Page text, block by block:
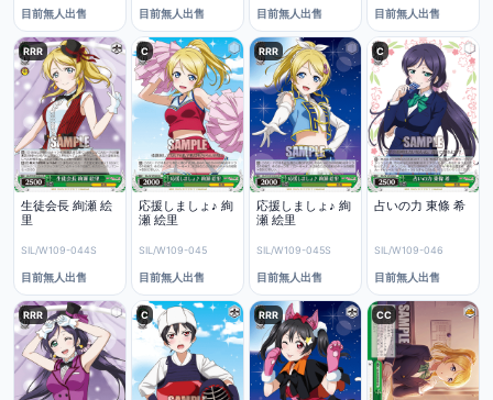
目前無人出售 目前無人出售 目前無人出售 目前無人出售
RRR
生徒会長 絢瀬 絵
里
SIL/W109-044S
目前無人出售
C
応援しましょ♪ 絢
瀬 絵里
SIL/W109-045
目前無人出售
RRR
応援しましょ♪ 絢
瀬 絵里
SIL/W109-045S
目前無人出售
C
占いの力 東條 希
SIL/W109-046
目前無人出售
RRR C RRR CC